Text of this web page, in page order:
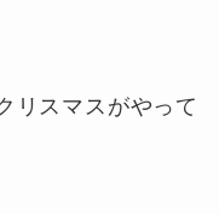
リスマスがやって